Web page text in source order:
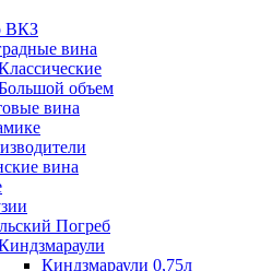
ВКЗ
вина
объем
вина
вина
Погреб
Киндзмараули 0,75л